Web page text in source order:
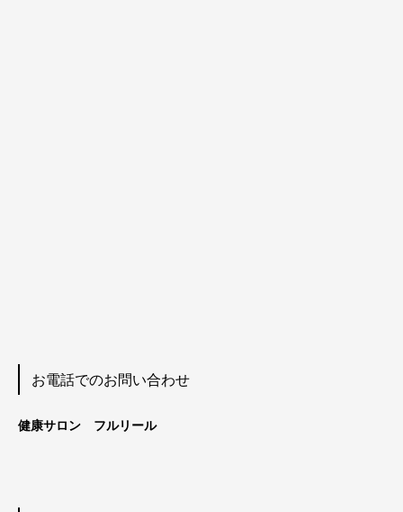
お電話でのお問い合わせ
健康サロン フルリール